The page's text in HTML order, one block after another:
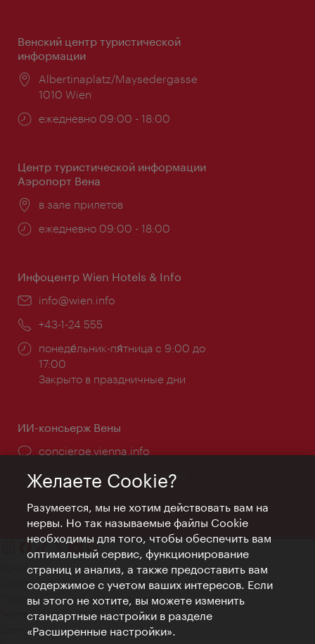
Венский центр туристической
информации
Расположение:
Albertinaplatz/Maysedergasse
1010 Wien
Часы
ежедневно 09:00 - 18:00
Центр туристической информации
Аэропорт Вена
Расположение:
в зале прилетов
Часы
ежедневно 09:00 - 18:00
Инфоцентр Wien Hotels & Info
Эл.
info@wien.info
Телефон:
+43-1-24 555
Часы
работы:
понеде́льник-пя́тница с 9:00 до
17:00
Закрыто в праздничные дни
ИИ-консьерж Вены
concierge.vienna.info
Информация круглосуточно
Контакт
Credits
Положение о конфиденциальности
Terms of Use
Доступность
Желаете Cookie?
Разумеется, мы не хотим действовать вам на
нервы. Но так называемые файлы Cookie
необходимы для того, чтобы обеспечить вам
оптимальный сервис, функционирование
страниц и анализ, а также предоставить вам
содержимое с учетом ваших интересов. Если
вы этого не хотите, вы можете изменить
стандартные настройки в разделе
«Расширенные настройки».